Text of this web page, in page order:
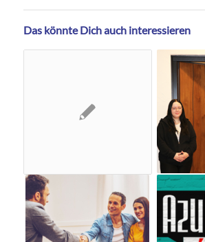
Das könnte Dich auch interessieren